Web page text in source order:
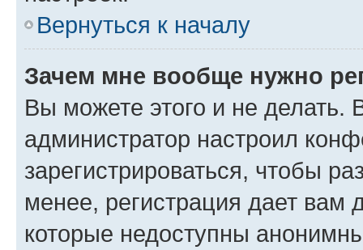
Вернуться к началу
Зачем мне вообще нужно
Вы можете этого и не делать.
администратор настроил
зарегистрироваться, чтобы
менее, регистрация дает вам
которые недоступны